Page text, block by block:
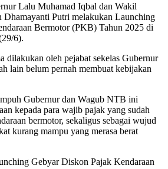
Lalu Muhamad Iqbal dan Wakil
Putri melakukan Launching
Bermotor (PKB) Tahun 2025 di
6).
dilakukan oleh pejabat sekelas Gubernur
lain belum pernah membuat kebijakan
Gubernur dan Wagub NTB ini
kepada para wajib pajak yang sudah
bermotor, sekaligus sebagai wujud
kurang mampu yang merasa berat
Gebyar Diskon Pajak Kendaraan